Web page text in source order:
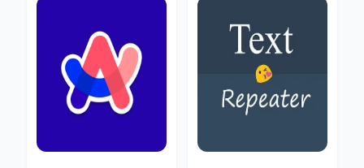
الجودة
بدقة عالية بسهولة
وسرعة